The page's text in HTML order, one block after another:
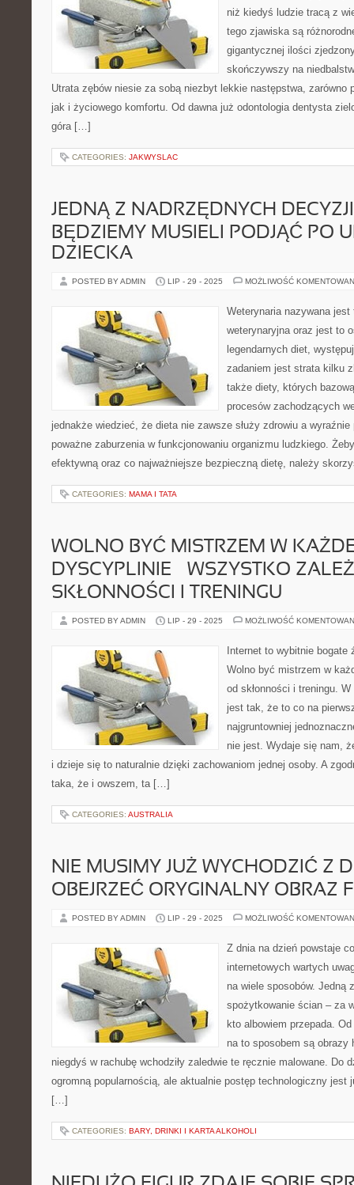
niż kiedyś ludzie tracą z
tego zjawiska są
gigantycznej ilości
skończywszy na
Utrata zębów niesie za sobą niezbyt lekkie następstwa, zarówno
jak i życiowego komfortu. Od dawna już odontologia dentysta
góra […]
CATEGORIES: JAKWYSLAC
JEDNĄ Z NADRZĘDNYCH
BĘDZIEMY MUSIELI PODJĄĆ PO
DZIECKA
POSTED BY ADMIN LIP - 29 - 2025 MOŻLIWOŚĆ
Weterynaria nazywana
weterynaryjna oraz jest to
legendarnych diet,
zadaniem jest strata kilku
także diety, których
procesów zachodzących
jednakże wiedzieć, że dieta nie zawsze służy zdrowiu a wyraźnie
poważne zaburzenia w funkcjonowaniu organizmu ludzkiego.
efektywną oraz co najważniejsze bezpieczną dietę, należy
CATEGORIES: MAMA I TATA
WOLNO BYĆ MISTRZEM W
DYSCYPLINIE – WSZYSTKO
SKŁONNOŚCI I TRENINGU
POSTED BY ADMIN LIP - 29 - 2025 MOŻLIWOŚĆ
Internet to wybitnie bogate
Wolno być mistrzem w
od skłonności i treningu.
jest tak, że to co na
najgruntowniej
nie jest. Wydaje się nam,
i dzieje się to naturalnie dzięki zachowaniom jednej osoby. A
taka, że i owszem, ta […]
CATEGORIES: AUSTRALIA
NIE MUSIMY JUŻ WYCHODZIĆ Z
OBEJRZEĆ ORYGINALNY OBRAZ
POSTED BY ADMIN LIP - 29 - 2025 MOŻLIWOŚĆ
Z dnia na dzień powstaje
internetowych wartych
na wiele sposobów. Jedną
spożytkowanie ścian – za
kto albowiem przepada.
na to sposobem są obrazy
niegdyś w rachubę wchodziły zaledwie te ręcznie malowane. Do
ogromną popularnością, ale aktualnie postęp technologiczny jest
[…]
CATEGORIES: BARY, DRINKI I KARTA ALKOHOLI